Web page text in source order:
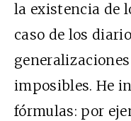
la existencia de
caso de los
imposibles. He
fórmulas: por